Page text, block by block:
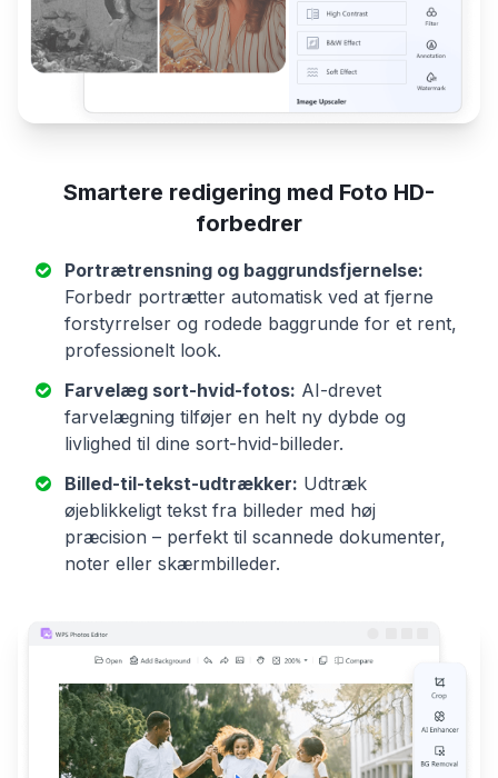
Smartere redigering med Foto HD-
forbedrer
Portrætrensning og baggrundsfjernelse:
Forbedr portrætter automatisk ved at fjerne
forstyrrelser og rodede baggrunde for et rent,
professionelt look.
Farvelæg sort-hvid-fotos: AI-drevet
farvelægning tilføjer en helt ny dybde og
livlighed til dine sort-hvid-billeder.
Billed-til-tekst-udtrækker: Udtræk
øjeblikkeligt tekst fra billeder med høj
præcision – perfekt til scannede dokumenter,
noter eller skærmbilleder.